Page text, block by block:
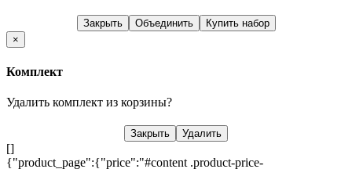
Закрыть Объединить
Купить набор
×
Комплект
Удалить комплект из корзины?
Закрыть Удалить
[]
{"product_page":{"price":"#content .product-price-